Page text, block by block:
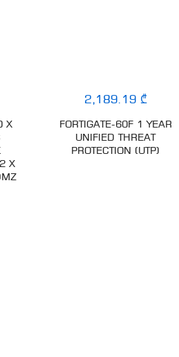
X
X
2,189.19 ₾
FORTIGATE-60F 1 YEAR
UNIFIED THREAT
PROTECTION (UTP)